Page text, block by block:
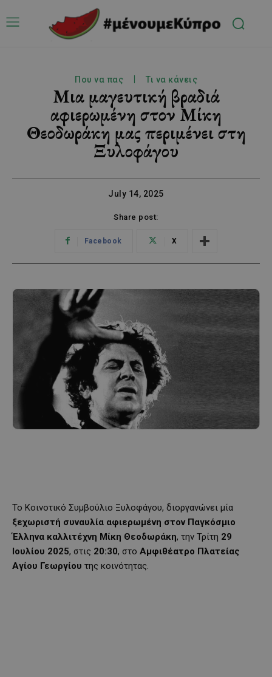
Που να πας Τι να κάνεις
Μια μαγευτική βραδιά
αφιερωμένη στον Μίκη
Θεοδωράκη μας περιμένει στη
Ξυλοφάγου
July 14, 2025
Share post:
Facebook X
Το Κοινοτικό Συμβούλιο Ξυλοφάγου, διοργανώνει μία
ξεχωριστή συναυλία αφιερωμένη στον Παγκόσμιο
Έλληνα καλλιτέχνη Μίκη Θεοδωράκη, την Τρίτη 29
Ιουλίου 2025, στις 20:30, στο Αμφιθέατρο Πλατείας
Αγίου Γεωργίου της κοινότητας.